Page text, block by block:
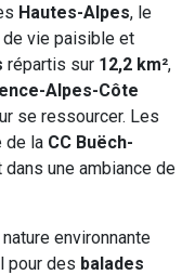
Hautes-Alpes, le
vie paisible et
répartis sur 12,2 km²,
Alpes-Côte
se ressourcer. Les
de la CC Buëch-
une ambiance de
nature environnante
pour des balades